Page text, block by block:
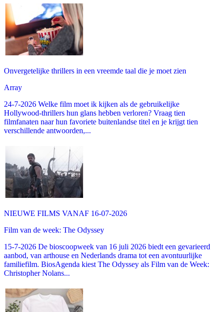
Onvergetelijke thrillers in een vreemde taal die je moet zien
Array
24-7-2026 Welke film moet ik kijken als de gebruikelijke
Hollywood-thrillers hun glans hebben verloren? Vraag tien
filmfanaten naar hun favoriete buitenlandse titel en je krijgt tien
verschillende antwoorden,...
NIEUWE FILMS VANAF 16-07-2026
Film van de week: The Odyssey
15-7-2026 De bioscoopweek van 16 juli 2026 biedt een gevarieerd
aanbod, van arthouse en Nederlands drama tot een avontuurlijke
familiefilm. BiosAgenda kiest The Odyssey als Film van de Week:
Christopher Nolans...